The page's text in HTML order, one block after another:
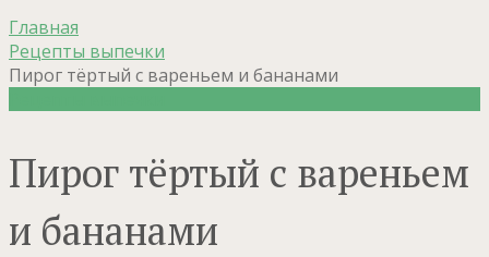
Главная
Рецепты выпечки
Пирог тёртый с вареньем и бананами
Пирог тёртый с вареньем
и бананами